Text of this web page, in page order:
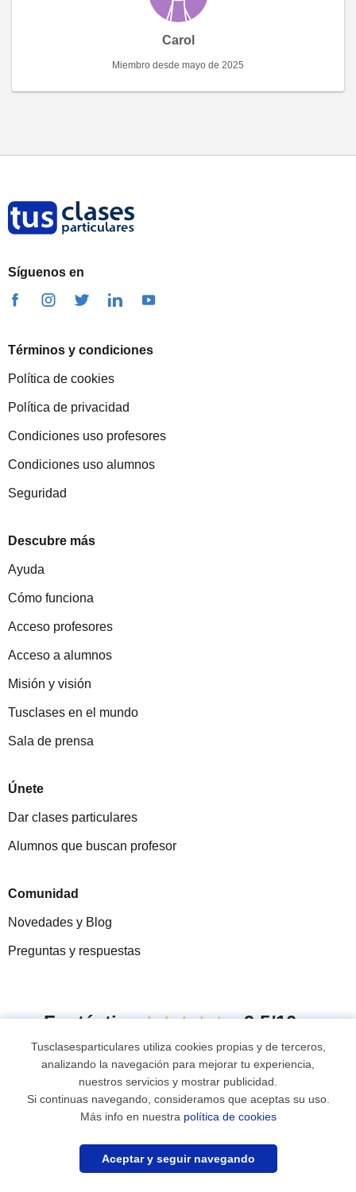
Carol
Miembro desde mayo de 2025
Síguenos en
Términos y condiciones
Política de cookies
Política de privacidad
Condiciones uso profesores
Condiciones uso alumnos
Seguridad
Descubre más
Ayuda
Cómo funciona
Acceso profesores
Acceso a alumnos
Misión y visión
Tusclases en el mundo
Sala de prensa
Únete
Dar clases particulares
Alumnos que buscan profesor
Comunidad
Novedades y Blog
Preguntas y respuestas
Fantástica★★★★★ 9,5/10
opiniones de alumnos
© 2007 - 2026 Tusclasesparticulares.com.ec
Mapa web:Profesores particulares
Tusclasesparticulares utiliza cookies propias y de terceros,
analizando la navegación para mejorar tu experiencia,
nuestros servicios y mostrar publicidad.
Si continuas navegando, consideramos que aceptas su uso.
Más info en nuestra política de cookies
Aceptar y seguir navegando